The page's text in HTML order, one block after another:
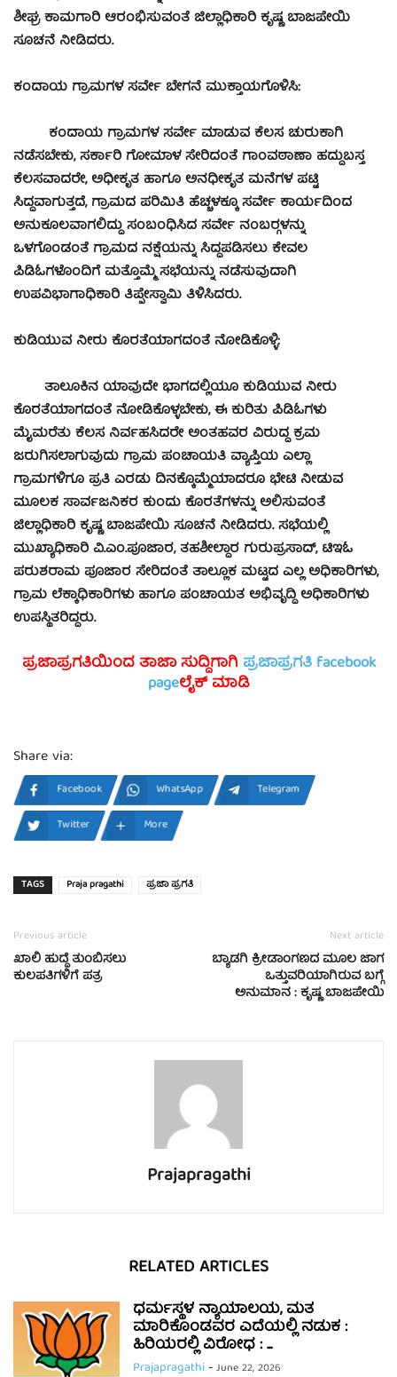
ಶೀಘ್ರ ಕಾಮಗಾರಿ ಆರಂಭಿಸುವಂತೆ ಜಿಲ್ಲಾಧಿಕಾರಿ ಕೃಷ್ಣ ಬಾಜಪೇಯಿ
ಸೂಚನೆ ನೀಡಿದರು.
ಕಂದಾಯ ಗ್ರಾಮಗಳ ಸರ್ವೇ ಬೇಗನೆ ಮುಕ್ತಾಯಗೊಳಿಸಿ:
ಕಂದಾಯ ಗ್ರಾಮಗಳ ಸರ್ವೇ ಮಾಡುವ ಕೆಲಸ ಚುರುಕಾಗಿ
ನಡೆಸಬೇಕು, ಸರ್ಕಾರಿ ಗೋಮಾಳ ಸೇರಿದಂತೆ ಗಾಂವಠಾಣಾ ಹದ್ದುಬಸ್ತ
ಕೆಲಸವಾದರೇ, ಅಧೀಕೃತ ಹಾಗೂ ಅನಧೀಕೃತ ಮನೆಗಳ ಪಟ್ಟಿ
ಸಿದ್ಧವಾಗುತ್ತದೆ, ಗ್ರಾಮದ ಪರಿಮಿತಿ ಹೆಚ್ಚಳಕ್ಕೂ ಸರ್ವೇ ಕಾರ್ಯದಿಂದ
ಅನುಕೂಲವಾಗಲಿದ್ದು ಸಂಬಂಧಿಸಿದ ಸರ್ವೇ ನಂಬರ್‍ಗಳನ್ನು
ಒಳಗೊಂಡಂತೆ ಗ್ರಾಮದ ನಕ್ಷೆಯನ್ನು ಸಿದ್ಧಪಡಿಸಲು ಕೇವಲ
ಪಿಡಿಓಗಳೊಂದಿಗೆ ಮತ್ತೊಮ್ಮೆ ಸಭೆಯನ್ನು ನಡೆಸುವುದಾಗಿ
ಉಪವಿಭಾಗಾಧಿಕಾರಿ ತಿಪ್ಪೇಸ್ವಾಮಿ ತಿಳಿಸಿದರು.
ಕುಡಿಯುವ ನೀರು ಕೊರತೆಯಾಗದಂತೆ ನೋಡಿಕೊಳ್ಳಿ:
ತಾಲೂಕಿನ ಯಾವುದೇ ಭಾಗದಲ್ಲಿಯೂ ಕುಡಿಯುವ ನೀರು
ಕೊರತೆಯಾಗದಂತೆ ನೋಡಿಕೊಳ್ಳಬೇಕು, ಈ ಕುರಿತು ಪಿಡಿಓಗಳು
ಮೈಮರೆತು ಕೆಲಸ ನಿರ್ವಹಸಿದರೇ ಅಂತಹವರ ವಿರುದ್ಧ ಕ್ರಮ
ಜರುಗಿಸಲಾಗುವುದು ಗ್ರಾಮ ಪಂಚಾಯತಿ ವ್ಯಾಪ್ತಿಯ ಎಲ್ಲಾ
ಗ್ರಾಮಗಳಿಗೂ ಪ್ರತಿ ಎರಡು ದಿನಕ್ಕೊಮ್ಮೆಯಾದರೂ ಭೇಟಿ ನೀಡುವ
ಮೂಲಕ ಸಾರ್ವಜನಿಕರ ಕುಂದು ಕೊರತೆಗಳನ್ನು ಅಲಿಸುವಂತೆ
ಜಿಲ್ಲಾಧಿಕಾರಿ ಕೃಷ್ಣ ಬಾಜಪೇಯಿ ಸೂಚನೆ ನೀಡಿದರು. ಸಭೆಯಲ್ಲಿ
ಮುಖ್ಯಾಧಿಕಾರಿ ವಿ.ಎಂ.ಪೂಜಾರ, ತಹಶೀಲ್ಧಾರ ಗುರುಪ್ರಸಾದ್, ಟಿಇಓ
ಪರುಶರಾಮ ಪೂಜಾರ ಸೇರಿದಂತೆ ತಾಲ್ಲೂಕ ಮಟ್ಟದ ಎಲ್ಲ ಅಧಿಕಾರಿಗಳು,
ಗ್ರಾಮ ಲೆಕ್ಕಾಧಿಕಾರಿಗಳು ಹಾಗೂ ಪಂಚಾಯತ ಅಭಿವೃದ್ಧಿ ಅಧಿಕಾರಿಗಳು
ಉಪಸ್ಥಿತರಿದ್ದರು.
ಪ್ರಜಾಪ್ರಗತಿಯಿಂದ ತಾಜಾ ಸುದ್ದಿಗಾಗಿ ಪ್ರಜಾಪ್ರಗತಿ facebook
pageಲೈಕ್ ಮಾಡಿ
Share via:
Facebook WhatsApp
Telegram
Twitter
More
TAGS Praja pragathi ಪ್ರಜಾ ಪ್ರಗತಿ
Previous article
ಖಾಲಿ ಹುದ್ದೆ ತುಂಬಿಸಲು
ಕುಲಪತಿಗಳಿಗೆ ಪತ್ರ
Next article
ಬ್ಯಾಡಗಿ ಕ್ರೀಡಾಂಗಣದ ಮೂಲ ಜಾಗ
ಒತ್ತುವರಿಯಾಗಿರುವ ಬಗ್ಗೆ
ಅನುಮಾನ : ಕೃಷ್ಣ ಬಾಜಪೇಯಿ
Prajapragathi
RELATED ARTICLES
ಧರ್ಮಸ್ಥಳ ನ್ಯಾಯಾಲಯ, ಮತ
ಮಾರಿಕೊಂಡವರ ಎದೆಯಲ್ಲಿ ನಡುಕ :
ಹಿರಿಯರಲ್ಲಿ ವಿರೋಧ : ...
Prajapragathi-June 22, 2026